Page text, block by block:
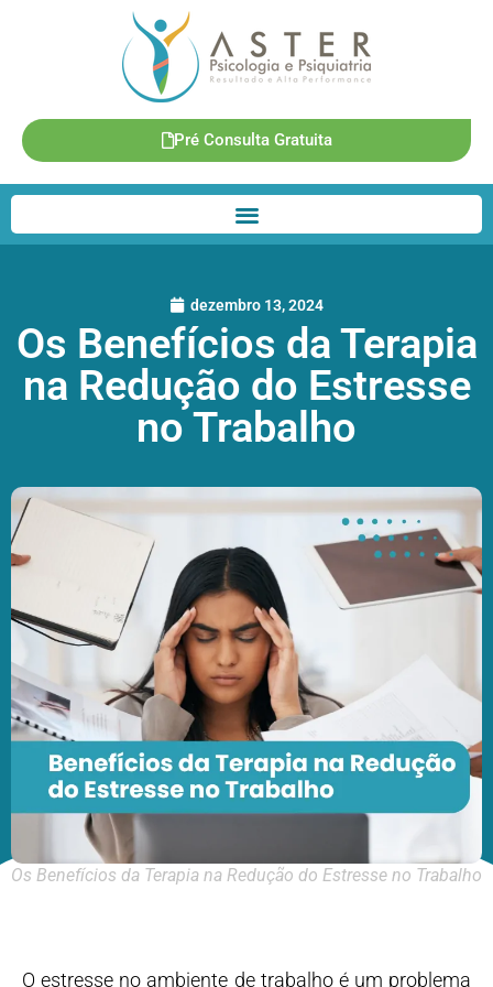
Pré Consulta Gratuita
dezembro 13, 2024
Os Benefícios da Terapia
na Redução do Estresse
no Trabalho
Os Benefícios da Terapia na Redução do Estresse no Trabalho
O estresse no ambiente de trabalho é um problema